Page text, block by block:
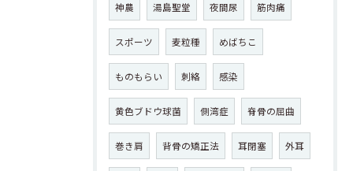
神農 湯島聖堂 夜間尿 筋肉痛
スポーツ 麦粒種 めばちこ
ものもらい 刺絡 感染
黄色ブドウ球菌 側湾症 脊骨の屈曲
巻き肩 背骨の矯正法 耳閉塞 外耳